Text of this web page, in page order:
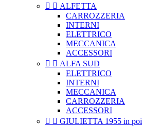
  ALFETTA
CARROZZERIA
INTERNI
ELETTRICO
MECCANICA
ACCESSORI
  ALFA SUD
ELETTRICO
INTERNI
MECCANICA
CARROZZERIA
ACCESSORI
  GIULIETTA 1955 in poi